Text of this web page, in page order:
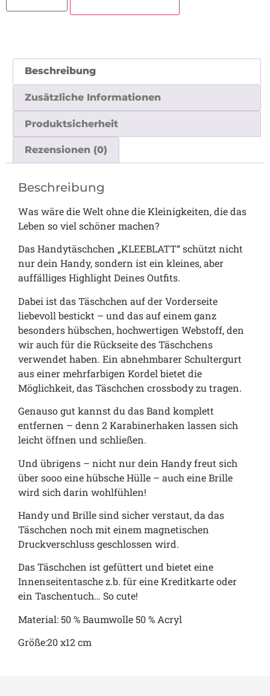
Beschreibung
Zusätzliche Informationen
Produktsicherheit
Rezensionen (0)
Beschreibung
Was wäre die Welt ohne die Kleinigkeiten, die das
Leben so viel schöner machen?
Das Handytäschchen „KLEEBLATT“ schützt nicht
nur dein Handy, sondern ist ein kleines, aber
auffälliges Highlight Deines Outfits.
Dabei ist das Täschchen auf der Vorderseite
liebevoll bestickt – und das auf einem ganz
besonders hübschen, hochwertigen Webstoff, den
wir auch für die Rückseite des Täschchens
verwendet haben. Ein abnehmbarer Schultergurt
aus einer mehrfarbigen Kordel bietet die
Möglichkeit, das Täschchen crossbody zu tragen.
Genauso gut kannst du das Band komplett
entfernen – denn 2 Karabinerhaken lassen sich
leicht öffnen und schließen.
Und übrigens – nicht nur dein Handy freut sich
über sooo eine hübsche Hülle – auch eine Brille
wird sich darin wohlfühlen!
Handy und Brille sind sicher verstaut, da das
Täschchen noch mit einem magnetischen
Druckverschluss geschlossen wird.
Das Täschchen ist gefüttert und bietet eine
Innenseitentasche z.b. für eine Kreditkarte oder
ein Taschentuch… So cute!
Material: 50 % Baumwolle 50 % Acryl
Größe:20 x12 cm